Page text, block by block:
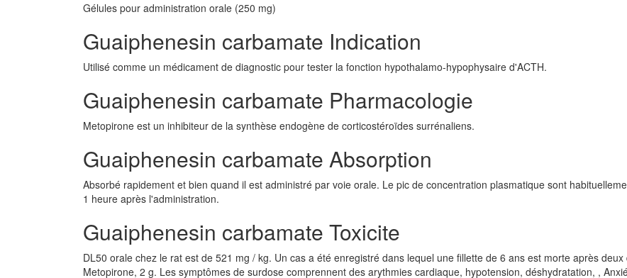
Gélules pour administration orale (250 mg)
Guaiphenesin carbamate Indication
Utilisé comme un médicament de diagnostic pour tester la fonction hypothalamo-hypophysaire d'ACTH.
Guaiphenesin carbamate Pharmacologie
Metopirone est un inhibiteur de la synthèse endogène de corticostéroïdes surrénaliens.
Guaiphenesin carbamate Absorption
Absorbé rapidement et bien quand il est administré par voie orale. Le pic de concentration plasmatique sont
1 heure après l'administration.
Guaiphenesin carbamate Toxicite
DL50 orale chez le rat est de 521 mg / kg. Un cas a été enregistré dans lequel une fillette de 6 ans est morte après deux
Metopirone, 2 g. Les symptômes de surdose comprennent des arythmies cardiaque, hypotension, déshydratation, ,